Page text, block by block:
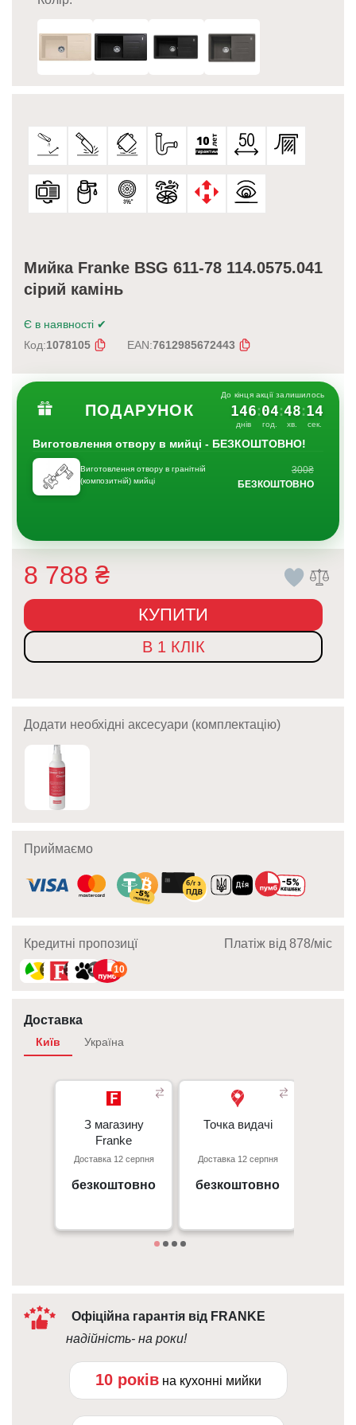
Мийка Franke BSG 611-78 114.0575.041
сірий камінь
Є в наявності ✔
Код:1078105 EAN:7612985672443
ПОДАРУНОК
До кінця акції залишилось
146
днів
:04
год.
:48
хв.
:13
сек.
Виготовлення отвору в мийці - БЕЗКОШТОВНО!
Виготовлення отвору в гранітній
(композитній) мийці
300₴
БЕЗКОШТОВНО
8 788 ₴
КУПИТИ
В 1 КЛІК
Додати необхідні аксесуари (комплектацію)
Приймаємо
Кредитні пропозицї Платіж від 878/мic
10 10 10 10
Доставка
Київ Україна
З магазину
Franke
Доставка 12 серпня
безкоштовно
З магазину
Franke
Київ, пр. С. Бандери 23, ТЦ
Точка видачі
Доставка 12 серпня
безкоштовно
Точка видачі
м. Київ пр. Відрадний, 95к
09:00 - 18:00
Офіційна гарантія від FRANKE
надійність- на роки!
10 років на кухонні мийки